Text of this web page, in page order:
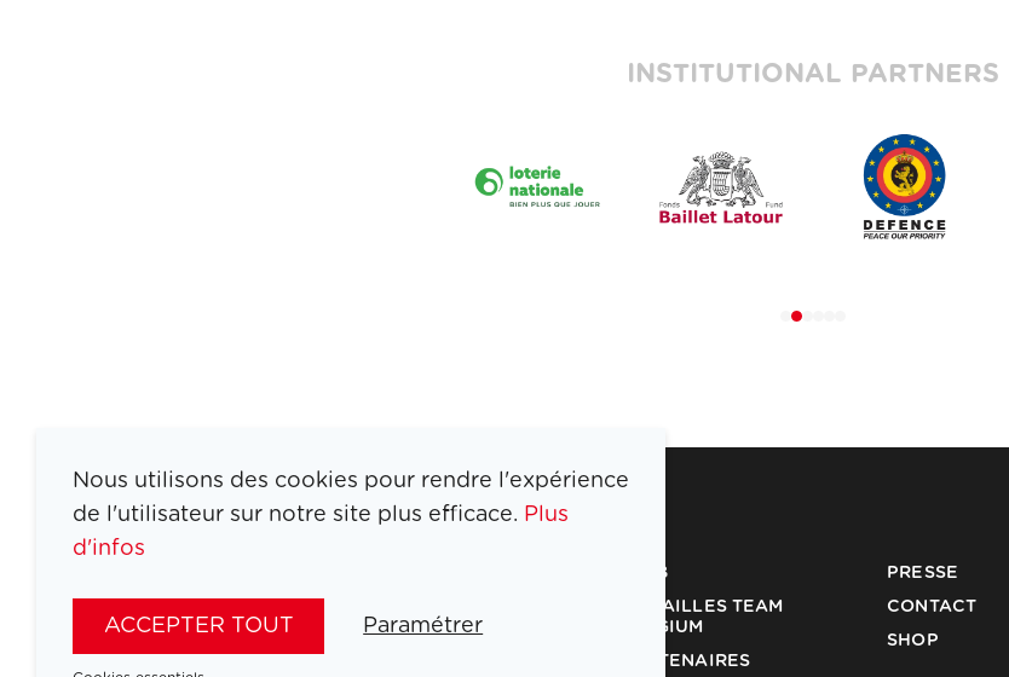
INSTITUTIONAL PARTNERS
JEUX
COIB
MÉDAILLES TEAM
BELGIUM
PARTENAIRES
PRESSE
CONTACT
SHOP
Nous utilisons des cookies pour rendre l'expérience
de l'utilisateur sur notre site plus efficace. Plus
d'infos
ACCEPTER TOUT Paramétrer